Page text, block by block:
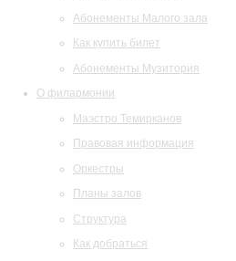
Абонементы Малого зала
Как купить билет
Абонементы Музитория
О филармонии
Маэстро Темирканов
Правовая информация
Оркестры
Планы залов
Структура
Как добраться